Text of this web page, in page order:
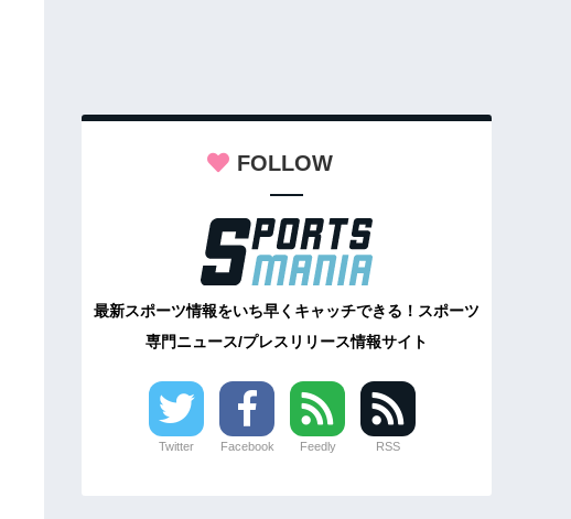
FOLLOW
最新スポーツ情報をいち早くキャッチできる！スポーツ
専門ニュース/プレスリリース情報サイト
Twitter Facebook Feedly RSS